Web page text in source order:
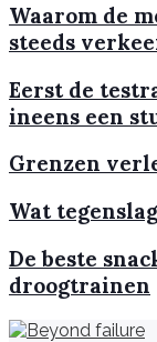
Waarom de
steeds
Eerst de
ineens een
Grenzen
Wat
De beste
droogtrainen